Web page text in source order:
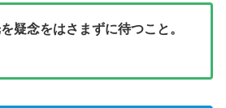
疑念をはさまずに待つこと。